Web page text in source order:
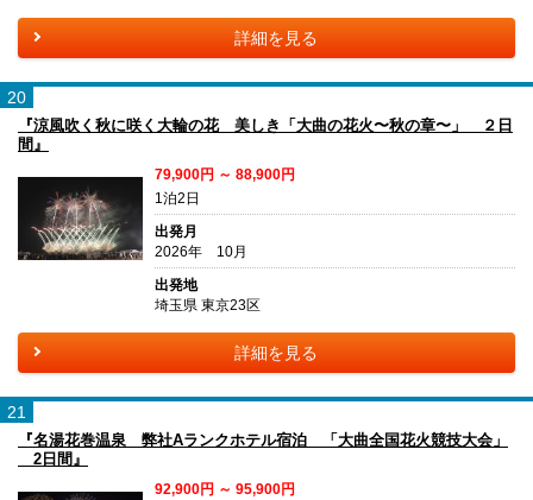
詳細を見る
20
『涼風吹く秋に咲く大輪の花 美しき「大曲の花火〜秋の章〜」 ２日
間』
79,900円 ～ 88,900円
1泊2日
出発月
2026年 10月
出発地
埼玉県 東京23区
詳細を見る
21
『名湯花巻温泉 弊社Aランクホテル宿泊 「大曲全国花火競技大会」
2日間』
92,900円 ～ 95,900円